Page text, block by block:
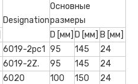
Designation
Основные
размеры
D [мм] D [мм] B [мм]
6019-2рс1 95 145
24
6019-2Z. 95 145
24
6020 100 150
24